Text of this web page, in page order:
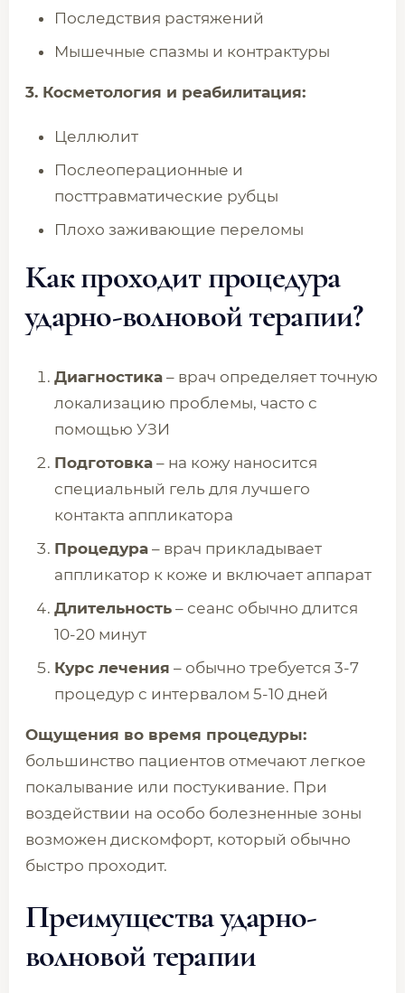
Последствия растяжений
Мышечные спазмы и контрактуры
3. Косметология и реабилитация:
Целлюлит
Послеоперационные и
посттравматические рубцы
Плохо заживающие переломы
Как проходит процедура
ударно-волновой терапии?
Диагностика – врач определяет точную
локализацию проблемы, часто с
помощью УЗИ
Подготовка – на кожу наносится
специальный гель для лучшего
контакта аппликатора
Процедура – врач прикладывает
аппликатор к коже и включает аппарат
Длительность – сеанс обычно длится
10-20 минут
Курс лечения – обычно требуется 3-7
процедур с интервалом 5-10 дней
Ощущения во время процедуры:
большинство пациентов отмечают легкое
покалывание или постукивание. При
воздействии на особо болезненные зоны
возможен дискомфорт, который обычно
быстро проходит.
Преимущества ударно-
волновой терапии